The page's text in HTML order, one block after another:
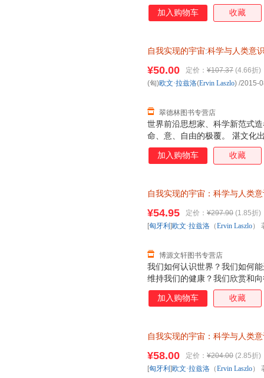
由？我们如何奋斗才能获得哲
科学”和创造了科学革命的激
互联系之时，我们发现科学在
改变我们的世界观，并改变我
提供来自于所有生命系统之间
加入购物车 收藏
自我实现的宇宙:科学与人类意
选购！
世界前沿思想家、科学新范式
命、意、自由的极覆。 湛文化
¥50.00 定价： ¥107.37 (4.66折)
翠德林图书专营店
(匈)欧文·拉兹洛(Ervin Laszlo) /2015-
加入购物车 收藏
自我实现的宇宙：科学与人类
退换】
我们如何认识世界？我们如何
维持我们的健康？我们欣赏和
由？我们如何奋斗才能获得哲
科学”和创造了科学革命的激
互联系之时，我们发现科学在
改变我们的世界观，并改变我
提供来自于所有生命系统之间
¥54.95 定价： ¥297.90 (1.85折)
博源文轩图书专营店
[匈牙利 ]欧文·拉兹洛 （Ervin Laszlo）
加入购物车 收藏
自我实现的宇宙：科学与人类
退换】
¥58.00 定价： ¥204.00 (2.85折)
[匈牙利 ]欧文·拉兹洛 （Ervin Laszlo）